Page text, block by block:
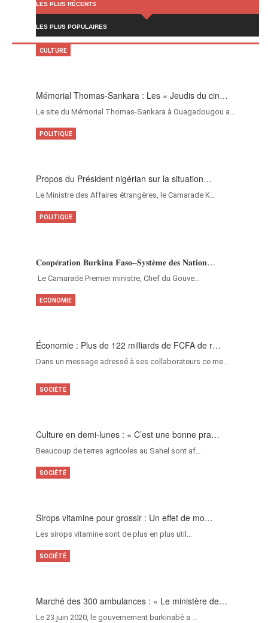
LES PLUS RÉCENTS
LES PLUS POPULAIRES
Mémorial Thomas-Sankara : Les « Jeudis du cin…
Le site du Mémorial Thomas-Sankara à Ouagadougou a…
CULTURE
Propos du Président nigérian sur la situation…
Le Ministre des Affaires étrangères, le Camarade K…
POLITIQUE
𝐂𝐨𝐨𝐩𝐞́𝐫𝐚𝐭𝐢𝐨𝐧 𝐁𝐮𝐫𝐤𝐢𝐧𝐚 𝐅𝐚𝐬𝐨–𝐒𝐲𝐬𝐭𝐞̀𝐦𝐞 𝐝𝐞𝐬 𝐍𝐚𝐭𝐢𝐨𝐧…
‎Le Camarade Premier ministre, Chef du Gouve…
POLITIQUE
Économie : Plus de 122 milliards de FCFA de r…
Dans un message adressé à ses collaborateurs ce me…
ECONOMIE
Culture en demi-lunes : « C’est une bonne pra…
Beaucoup de terres agricoles au Sahel sont af…
SOCIÉTÉ
Sirops vitamine pour grossir : Un effet de mo…
Les sirops vitamine sont de plus en plus util…
SOCIÉTÉ
Marché des 300 ambulances : « Le ministère de…
Le 23 juin 2020, le gouvernement burkinabè a …
SOCIÉTÉ